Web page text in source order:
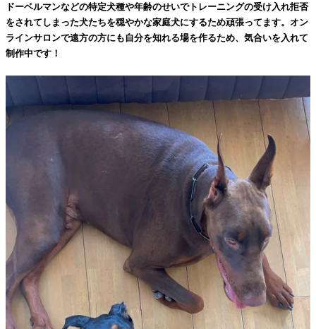
ドーベルマンなどの特定犬種や年齢のせいでトレーニングの受け入れ拒否
をされてしまった犬たちを穏やかな家庭犬にするため頑張ってます。オン
ラインサロンで遠方の方にも自分を知れる場を作るため、気合いを入れて
制作中です！